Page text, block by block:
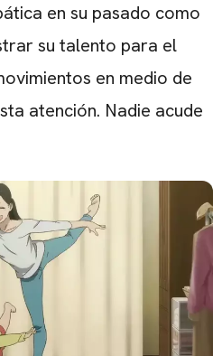
en su pasado como
su talento para el
en medio de
atención. Nadie acude